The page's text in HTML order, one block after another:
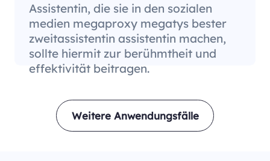
Assistentin, die sie in den sozialen
medien megaproxy megatys bester
zweitassistentin assistentin machen,
sollte hiermit zur berühmtheit und
effektivität beitragen.
Weitere Anwendungsfälle